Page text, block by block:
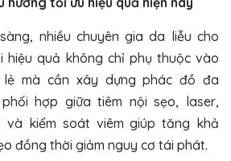
nhiều chuyên gia da liễu cho
hiệu quả không chỉ phụ thuộc vào
mà cần xây dựngphác đồ đa
hợp giữa tiêm nội sẹo, laser,
và kiểm soát viêm giúp tăng khả
đồng thời giảm nguy cơ tái phát.